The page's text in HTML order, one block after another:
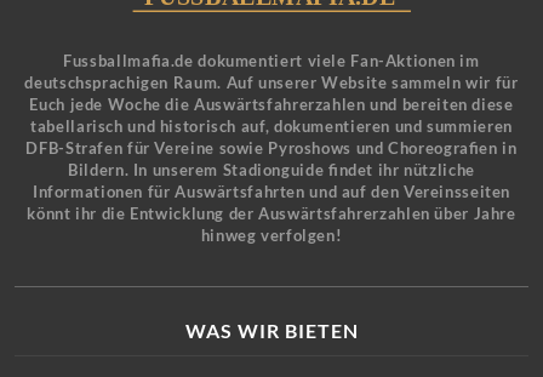
Fussballmafia.de dokumentiert viele Fan-Aktionen im
deutschsprachigen Raum. Auf unserer Website sammeln wir für
Euch jede Woche die Auswärtsfahrerzahlen und bereiten diese
tabellarisch und historisch auf, dokumentieren und summieren
DFB-Strafen für Vereine sowie Pyroshows und Choreografien in
Bildern. In unserem Stadionguide findet ihr nützliche
Informationen für Auswärtsfahrten und auf den Vereinsseiten
könnt ihr die Entwicklung der Auswärtsfahrerzahlen über Jahre
hinweg verfolgen!
WAS WIR BIETEN